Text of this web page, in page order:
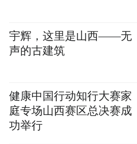
宇辉，这里是山西——无
声的古建筑
健康中国行动知行大赛家
庭专场山西赛区总决赛成
功举行